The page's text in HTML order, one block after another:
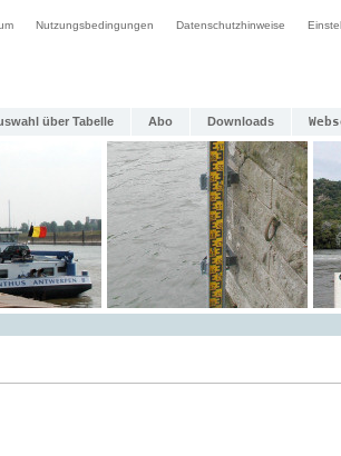
Nutzungsbedingungen Datenschutzhinweise
über Tabelle Abo Downloads